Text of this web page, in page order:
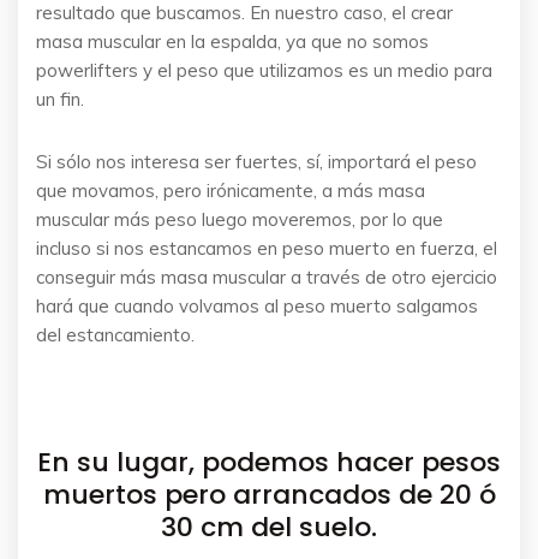
resultado que buscamos. En nuestro caso, el crear
masa muscular en la espalda, ya que no somos
powerlifters y el peso que utilizamos es un medio para
un fin.
Si sólo nos interesa ser fuertes, sí, importará el peso
que movamos, pero irónicamente, a más masa
muscular más peso luego moveremos, por lo que
incluso si nos estancamos en peso muerto en fuerza, el
conseguir más masa muscular a través de otro ejercicio
hará que cuando volvamos al peso muerto salgamos
del estancamiento.
En su lugar, podemos hacer pesos
muertos pero arrancados de 20 ó
30 cm del suelo.